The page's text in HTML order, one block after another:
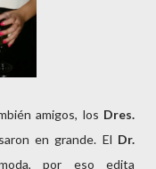
amigos, los Dres.
en grande. El Dr.
por eso edita